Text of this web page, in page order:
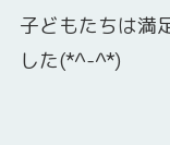
子どもたちは満
した(*^-^*)